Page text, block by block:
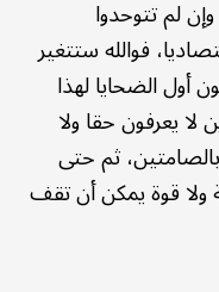
لم تتوحدوا
فوالله ستتغير
أول الضحايا لهذا
لا يعرفون حقا ولا
ثم حتى
ولا قوة يمكن أن تقف